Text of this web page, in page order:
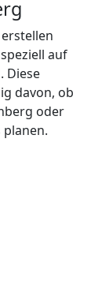
auf
Diese
davon, ob
oder